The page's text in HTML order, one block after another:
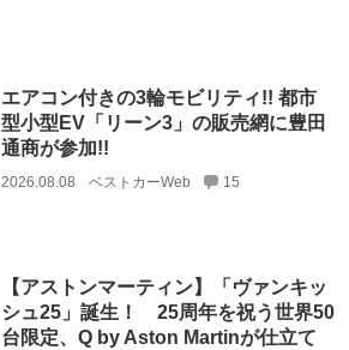
エアコン付きの3輪モビリティ!! 都市
型小型EV「リーン3」の販売網に豊田
通商が参加!!
2026.08.08 ベストカーWeb 15
【アストンマーティン】「ヴァンキッ
シュ25」誕生！ 25周年を祝う世界50
台限定、Q by Aston Martinが仕立て